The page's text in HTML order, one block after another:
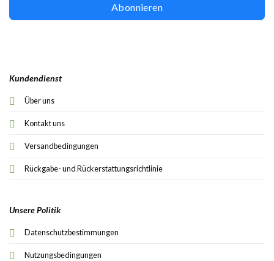
Kundendienst
Über uns
Kontakt uns
Versandbedingungen
Rückgabe- und Rückerstattungsrichtlinie
Unsere Politik
Datenschutzbestimmungen
Nutzungsbedingungen
Abonnieren